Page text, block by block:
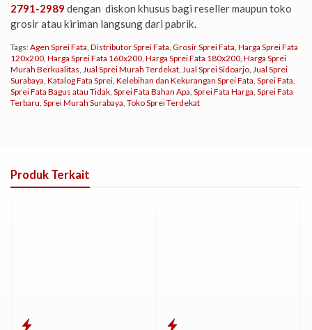
2791-2989 dengan diskon khusus bagi reseller maupun toko
grosir atau kiriman langsung dari pabrik.
Tags:Agen Sprei Fata Distributor Sprei Fata Grosir Sprei Fata Harga Sprei Fata
120x200 Harga Sprei Fata 160x200 Harga Sprei Fata 180x200 Harga Sprei
Murah Berkualitas Jual Sprei Murah Terdekat Jual Sprei Sidoarjo Jual Sprei
Surabaya Katalog Fata Sprei Kelebihan dan Kekurangan Sprei Fata Sprei Fata
Sprei Fata Bagus atau Tidak Sprei Fata Bahan Apa Sprei Fata Harga Sprei Fata
Terbaru Sprei Murah Surabaya Toko Sprei Terdekat
Produk Terkait